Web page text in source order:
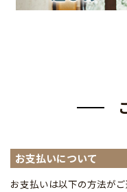
お支払いについて
お支払いは以下の方法がご